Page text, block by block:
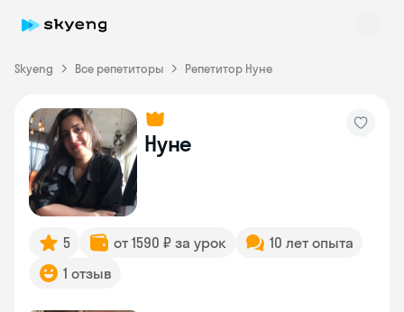
Skyeng Все репетиторы Репетитор Нуне
Нуне
5 от 1590 ₽ за урок
10 лет опыта
1 отзыв
Skyeng Chat
online